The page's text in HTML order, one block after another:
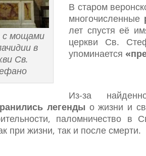
мощами
в
Св.
В старом
многочисленные
лет спустя её
церкви Св.
упоминается
Из-за
легенды о жизни и
паломничество
при жизни, так и после смерти.